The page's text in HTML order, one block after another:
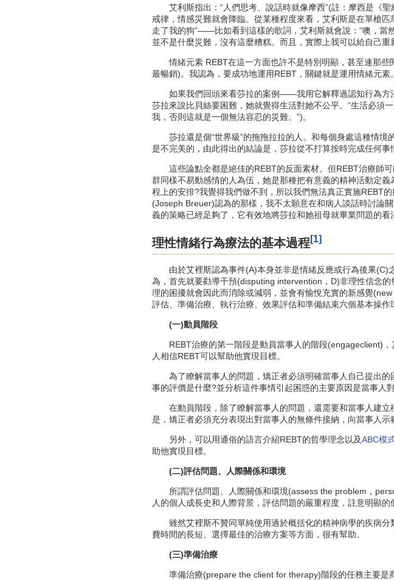
艾利斯指出：“人們思考、說話時就像摩西”(註：摩西是《
戒律，情感災難就會降臨。從某種程度來看，艾利斯是在單槍
走了我的狗”——比如看到這樣的歌詞，艾利斯就會說：“噢，當
並不是什麼災難，沒有這麼糟糕。而且，實際上我可以給自己
情緒元素 REBT在這一方面也許不是特別明顯，甚至連那些
最暢銷)。我認為，要成功地運用REBT，關鍵就是運用情緒元素。
如果我們回頭來看莎拉的案例——我用它解釋過認知行為方法
莎拉來說比貝絲要困難，她就覺得生活對她不公平。“生活必
我，否則這就是一個無法容忍的災難。”)。
莎拉還是個“世界級”的拖拖拉拉的人。和每個身處這種情境
是不完美的，由此得出的結論是，莎拉從不打算按時完成任何
這些論點全都是絕佳的REBT的反面素材。但REBT治療師可
群同樣不易動感情的人為伍，她是那種把有意義的精神活動定
程上的安排?我覺得我們做不到，所以我們無法真正實施REBT
(Joseph Breuer)認為的那樣，我不太願意在和病人談話時討論
義的策略已經足夠了，它有效地將莎拉和她祖母就畢業問題的看
理性情緒行為療法的基本過程[1]
由於艾裡斯認為事件(A)本身並非是情緒反應或行為後果(C)
為，首先就要勸導干預(disputing intervention，D)非理性信念
理的困擾就會因此而消除或減弱，並會有愉悅充實的新感覺
評估、準備治療、執行治療、效果評估和準備結束六個基本操作
(一)動員階段
REBT治療的第一階段是動員當事人的階段(engageclient)，
人相信REBT可以幫助他實現目標。
為了瞭解當事人的問題，矯正者必須明確當事人自己提出的
事的評價是什麼?並分析這件事情引起困惑的主要原因是當事人
在動員階段，除了瞭解當事人的問題，還需要和當事人建立
是，矯正者必須充分表現出對當事人的無條件接納，向當事人示
另外，可以用通俗的語言介紹REBT的哲學理念以及ABC模
助他實現目標。
(二)評估問題、人際關係和環境
所謂評估問題、人際關係和環境(assess the problem，
人的個人成長史和人際背景，評估問題的嚴重程度，註意明顯
雖然艾裡斯不贊同單純使用過於概括化的精神病學的疾病分
費時間的長短、選擇最佳的治療方案等方面，很有幫助。
(三)準備治療
準備治療(prepare the client for therapy)階段的任務主要是